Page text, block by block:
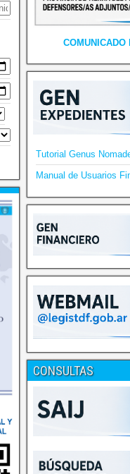
COMUNICADO
Tutorial Genus
Manual de Usuarios
CONSULTAS